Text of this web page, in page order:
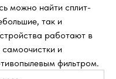
можно найти сплит-
так и
работают в
и
фильтром.